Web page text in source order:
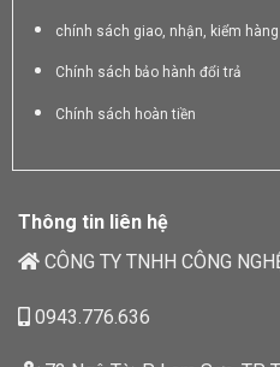
chính sách giao, nhận, kiểm hàng
Chính sách bảo hành đổi trả
Chính sách hoàn tiền
Thông tin liên hệ
CÔNG TY TNHH CÔNG
0943.776.636